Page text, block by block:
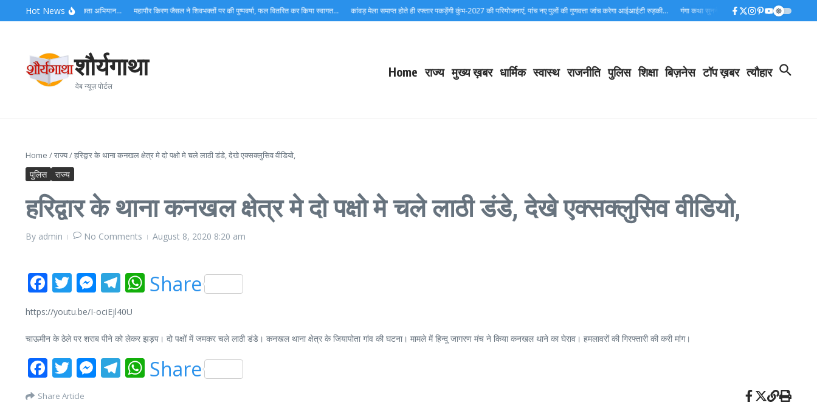
Skip to content
Hot News
घाटों पर रात्रि स्वच्छता अभियान… महापौर किरण जैसल ने शिवभक्तों पर की पुष्पवर्षा, फल वितरित कर किया स्वागत… कांवड़ मेला समाप्त होते ही रफ्तार पकड़ेंगी कुंभ-2027 की परियोजनाएं, पांच नए पुलों की गुणवत्ता जांच करेगा आईआईटी रुड़की… गंगा कथा सुनने शुद्ध होता है मन -पंडित अधीर कौशिक।
शौर्यगाथा
वेब न्यूज़ पोर्टल
Home राज्य मुख्य ख़बर धार्मिक स्वास्थ राजनीति पुलिस शिक्षा बिज़नेस टॉप ख़बर त्यौहार
Home /राज्य/हरिद्वार के थाना कनखल क्षेत्र मे दो पक्षो मे चले लाठी डंडे, देखे एक्सक्लुसिव वीडियो,
पुलिस राज्य
हरिद्वार के थाना कनखल क्षेत्र मे दो पक्षो मे चले लाठी डंडे, देखे एक्सक्लुसिव वीडियो,
By admin No Comments August 8, 2020 8:20 am
Facebook
Twitter
Messenger
Telegram
WhatsApp
Share
https://youtu.be/I-ociEjl40U
चाऊमीन के ठेले पर शराब पीने को लेकर झड़प। दो पक्षों में जमकर चले लाठी डंडे। कनखल थाना क्षेत्र के जियापोता गांव की घटना। मामले में हिन्दू जागरण मंच ने किया कनखल थाने का घेराव। हमलावरों की गिरफ्तारी की करी मांग।
Facebook
Twitter
Messenger
Telegram
WhatsApp
Share
Share Article